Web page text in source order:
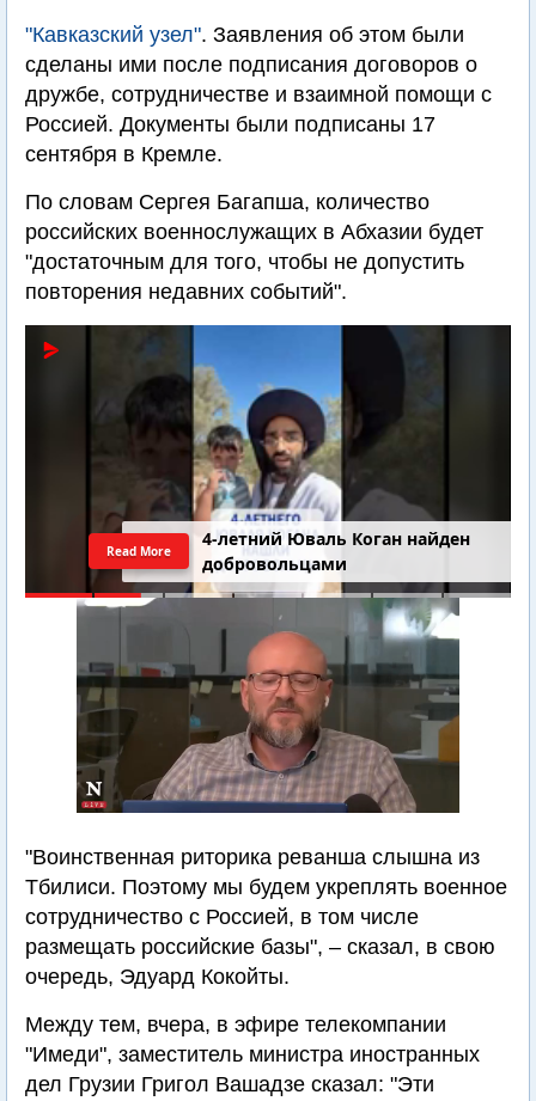
"Кавказский узел". Заявления об этом были
сделаны ими после подписания договоров о
дружбе, сотрудничестве и взаимной помощи с
Россией. Документы были подписаны 17
сентября в Кремле.
По словам Сергея Багапша, количество
российских военнослужащих в Абхазии будет
"достаточным для того, чтобы не допустить
повторения недавних событий".
4-летний Юваль Коган найден
добровольцами
Read More
"Воинственная риторика реванша слышна из
Тбилиси. Поэтому мы будем укреплять военное
сотрудничество с Россией, в том числе
размещать российские базы", – сказал, в свою
очередь, Эдуард Кокойты.
Между тем, вчера, в эфире телекомпании
"Имеди", заместитель министра иностранных
дел Грузии Григол Вашадзе сказал: "Эти